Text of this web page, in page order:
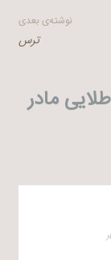
نوشته‌ی بعدی
ترس
مادر